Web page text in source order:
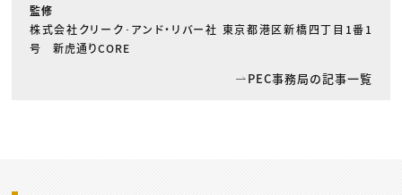
監修
株式会社クリーク･アンド・リバー社 東京都港区新橋四丁目1番1
号 新虎通りCORE
PEC事務局の記事一覧